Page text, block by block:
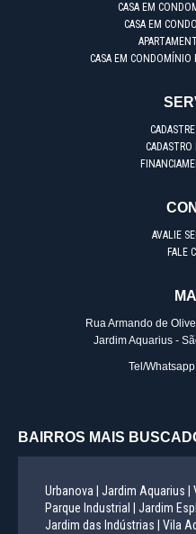
CASA EM
CASA EM
CASA EM CONDOMÍNIO
CADASTRO
AVALIE
FALE
Rua Armando de
Jardim Aquarius -
Tel/Whatsapp
BAIRROS MAIS
Urbanova | Jardim Aquarius |
Parque Industrial |
Jardim
Jardim das Indústrias |
Vila